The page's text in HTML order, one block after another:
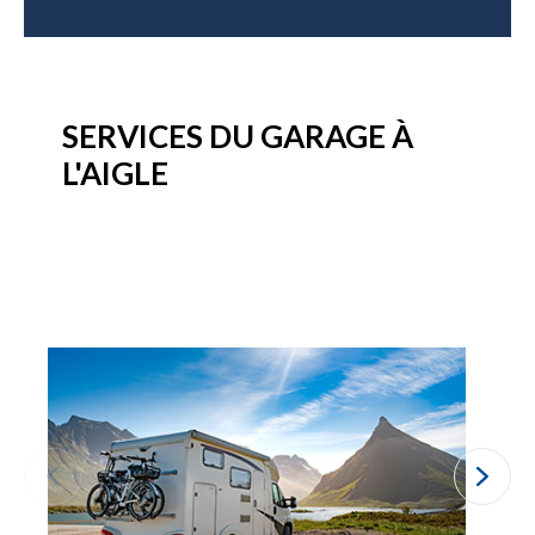
SERVICES DU GARAGE À
L'AIGLE